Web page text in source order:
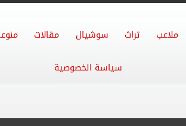
ملاعب تراث سوشيال مقالات
سياسة الخصوصية